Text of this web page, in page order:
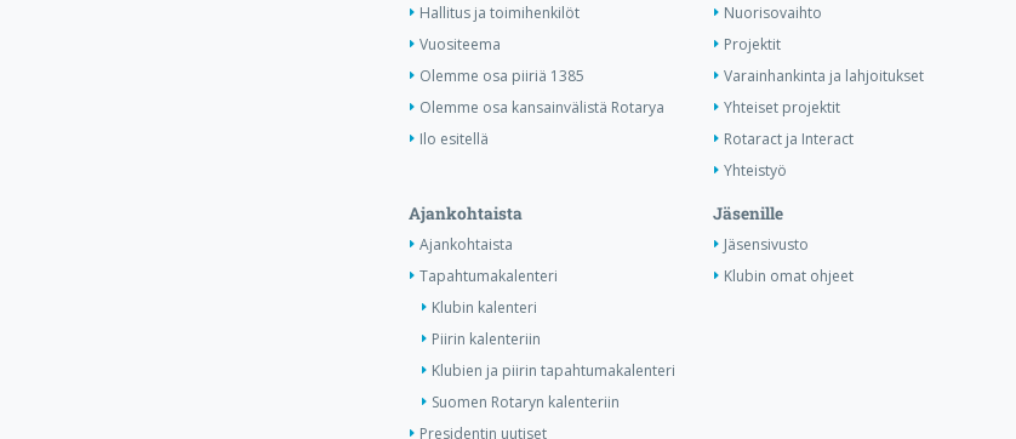
Hallitus ja toimihenkilöt
Vuositeema
Olemme osa piiriä 1385
Olemme osa kansainvälistä Rotarya
Ilo esitellä
Nuorisovaihto
Projektit
Varainhankinta ja lahjoitukset
Yhteiset projektit
Rotaract ja Interact
Yhteistyö
Ajankohtaista
Ajankohtaista
Tapahtumakalenteri
Klubin kalenteri
Piirin kalenteriin
Klubien ja piirin tapahtumakalenteri
Suomen Rotaryn kalenteriin
Presidentin uutiset
Jäsenille
Jäsensivusto
Klubin omat ohjeet